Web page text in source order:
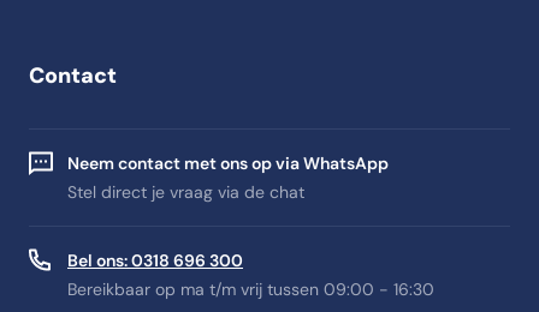
Contact
Neem contact met ons op via WhatsApp
Stel direct je vraag via de chat
Bel ons: 0318 696 300
Bereikbaar op ma t/m vrij tussen 09:00 - 16:30